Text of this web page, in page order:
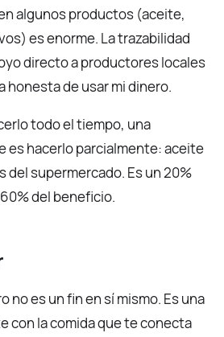
algunos productos (aceite,
es enorme. La trazabilidad
directo a productores locales
honesta de usar mi dinero.
todo el tiempo, una
es hacerlo parcialmente: aceite
del supermercado. Es un 20%
del beneficio.
no es un fin en sí mismo. Es una
con la comida que te conecta